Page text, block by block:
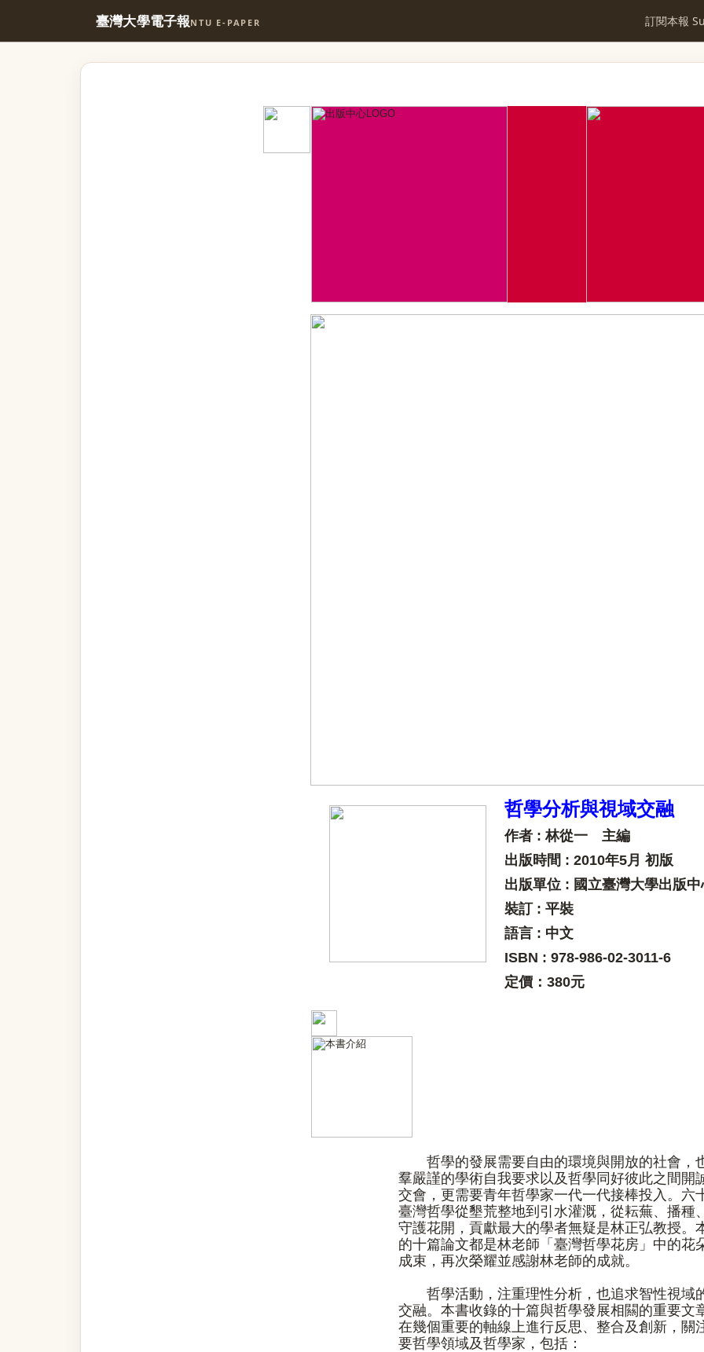
臺灣大學電子報NTU E-PAPER 訂閱本報
哲學分析與視域交融
作者 :林從一 主編
出版時間 : 2010年5月 初版
出版單位 : 國立臺灣大學出版中
裝訂 : 平裝
語言 : 中文
ISBN : 978-986-02-3011-6
定價：380元
哲學的發展需要自由的環境與開放的社會，
羣嚴謹的學術自我要求以及哲學同好彼此之間開
交會，更需要青年哲學家一代一代接棒投入。六
臺灣哲學從墾荒整地到引水灌溉，從耘蕪、播種
守護花開，貢獻最大的學者無疑是林正弘教授。
的十篇論文都是林老師「 臺灣哲學花房」中的花
成束，再次榮耀並感謝林老師的成就。
哲學活動，注重理性分析，也追求智性視域
交融。本書收錄的十篇與哲學發展相闗的重要文
在幾個重要的軸線上進行反思、整合及創新，關
要哲學領域及哲學家，包括：